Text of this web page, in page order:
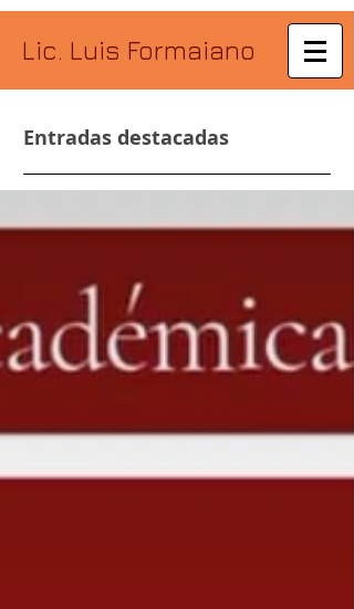
Lic. Luis Formaiano
Entradas destacadas